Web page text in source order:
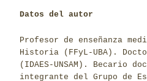
Datos del autor
Profesor de enseñanza
Historia (FFyL-UBA).
(IDAES-UNSAM). Becario
integrante del Grupo de